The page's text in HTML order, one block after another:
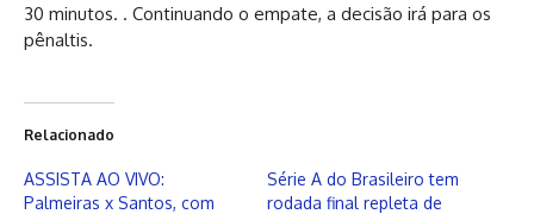
30 minutos. . Continuando o empate, a decisão irá para os
pênaltis.
Relacionado
ASSISTA AO VIVO:
Palmeiras x Santos, com
Série A do Brasileiro tem
rodada final repleta de